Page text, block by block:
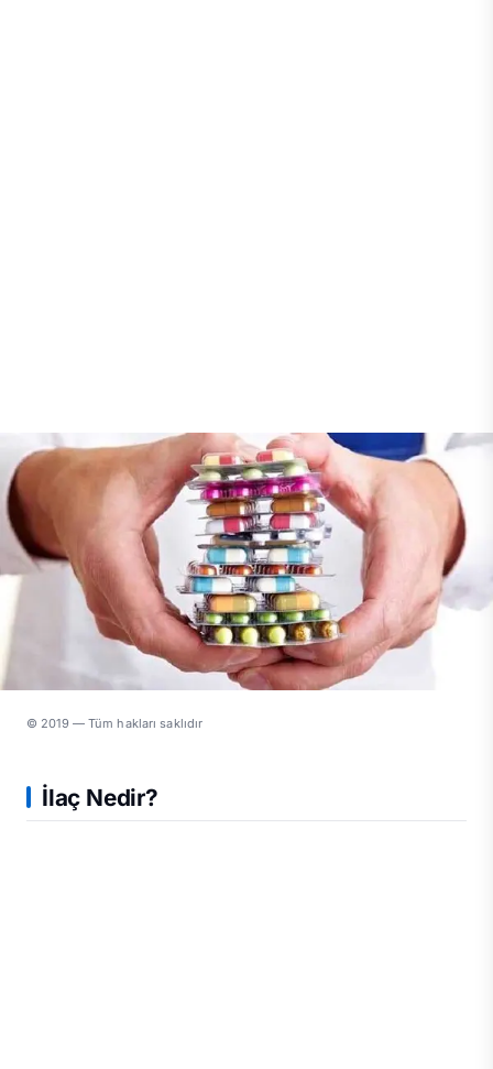
© 2019 — Tüm hakları saklıdır
İlaç Nedir?